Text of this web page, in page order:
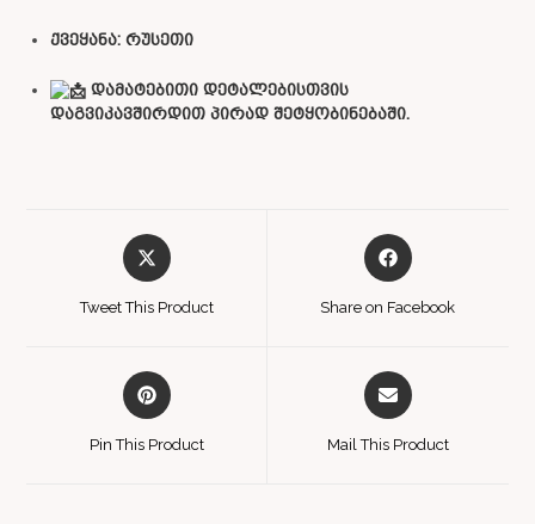
ქვეყანა: რუსეთი
დამატებითი დეტალებისთვის
დაგვიკავშირდით პირად შეტყობინებაში.
Tweet This Product Share on Facebook
Pin This Product Mail This Product